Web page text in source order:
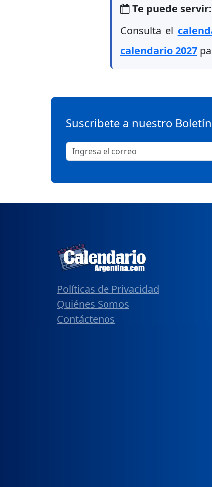
Te puede servir:
Consulta el
calendario 2027
Suscribete a nuestro Boletín
Políticas de Privacidad
Quiénes Somos
Contáctenos